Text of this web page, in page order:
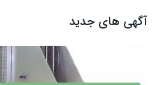
آگهی های جدید